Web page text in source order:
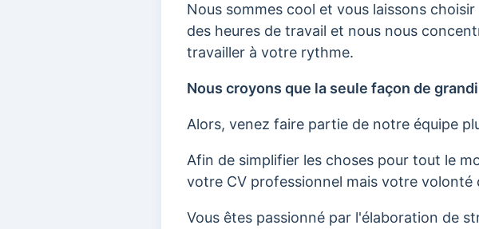
Nous sommes cool et vous laissons
des heures de travail et nous nous
travailler à votre rythme.
Nous croyons que la seule façon de
Alors, venez faire partie de notre équipe
Afin de simplifier les choses pour tout le
votre CV professionnel mais votre
Vous êtes passionné par l'élaboration de